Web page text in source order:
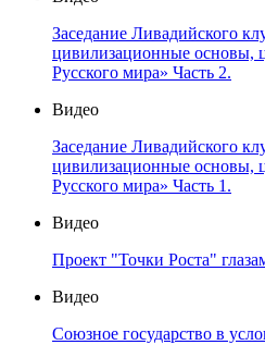
Заседание Ливадийского
цивилизационные основы,
Русского мира» Часть 2.
Видео
Заседание Ливадийского
цивилизационные основы,
Русского мира» Часть 1.
Видео
Проект "Точки Роста"
Видео
Союзное государство в